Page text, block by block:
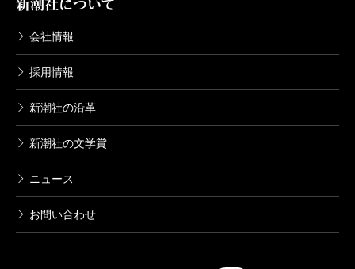
新潮社について
会社情報
採用情報
新潮社の沿革
新潮社の文学賞
ニュース
お問い合わせ